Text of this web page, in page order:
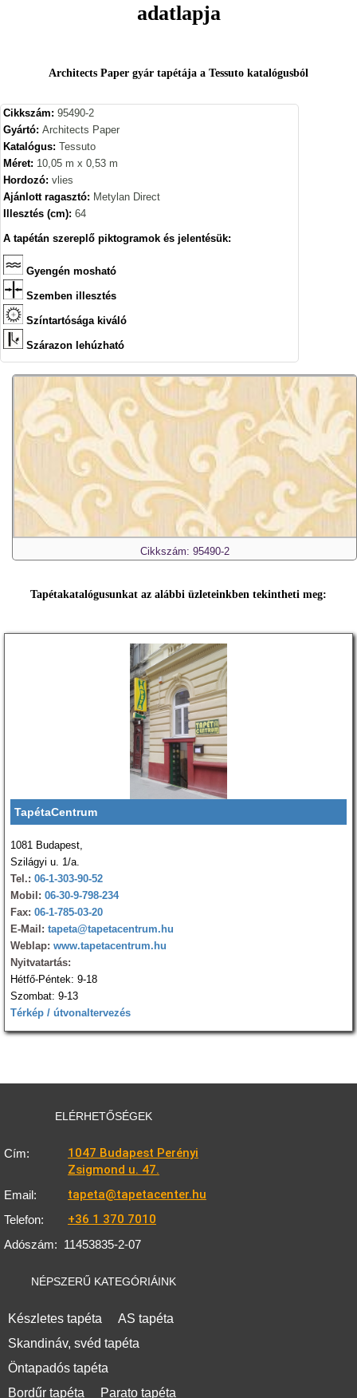
adatlapja
Architects Paper gyár tapétája a Tessuto katalógusból
Cikkszám: 95490-2
Gyártó: Architects Paper
Katalógus: Tessuto
Méret: 10,05 m x 0,53 m
Hordozó: vlies
Ajánlott ragasztó: Metylan Direct
Illesztés (cm): 64
A tapétán szereplő piktogramok és jelentésük:
Gyengén mosható
Szemben illesztés
Színtartósága kiváló
Szárazon lehúzható
Cikkszám: 95490-2
Tapétakatalógusunkat az alábbi üzleteinkben tekintheti meg:
TapétaCentrum
1081 Budapest,
Szilágyi u. 1/a.
Tel.: 06-1-303-90-52
Mobil: 06-30-9-798-234
Fax: 06-1-785-03-20
E-Mail: tapeta@tapetacentrum.hu
Weblap: www.tapetacentrum.hu
Nyitvatartás:
Hétfő-Péntek: 9-18
Szombat: 9-13
Térkép / útvonaltervezés
ELÉRHETŐSÉGEK
Cím:
1047 Budapest Perényi
Zsigmond u. 47.
Email: tapeta@tapetacenter.hu
Telefon: +36 1 370 7010
Adószám: 11453835-2-07
NÉPSZERŰ KATEGÓRIÁINK
Készletes tapéta
AS tapéta
Skandináv, svéd tapéta
Öntapadós tapéta
Bordűr tapéta
Parato tapéta